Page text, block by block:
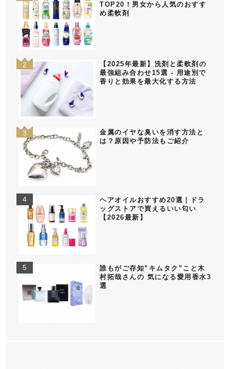
TOP20！男女から人気のおすす
め柔軟剤
【2025年最新】洗剤と柔軟剤の
最強組み合わせ15選 - 用途別で
香りと効果を最大化する方法
金属のイヤな臭いを消す方法と
は？原因や予防法もご紹介
ヘアオイルおすすめ20選｜ドラ
ッグストアで買えるいい匂い
【2026最新】
誰もがご存知”キムタク”こと木
村拓哉さんの 気になる愛用香水3
選